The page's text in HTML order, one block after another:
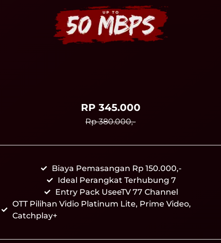
RP 345.000
Rp 380.000,-
Biaya Pemasangan Rp 150.000,-
Ideal Perangkat Terhubung 7
Entry Pack UseeTV 77 Channel
OTT Pilihan Vidio Platinum Lite, Prime Video,
Catchplay+